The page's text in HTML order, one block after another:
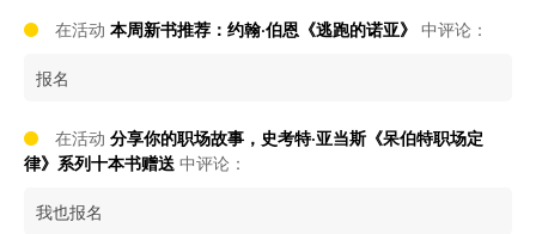
在活动 本周新书推荐：约翰·伯恩《逃跑的诺亚》 中评论：
报名
在活动 分享你的职场故事，史考特·亚当斯《呆伯特职场定
律》系列十本书赠送 中评论：
我也报名